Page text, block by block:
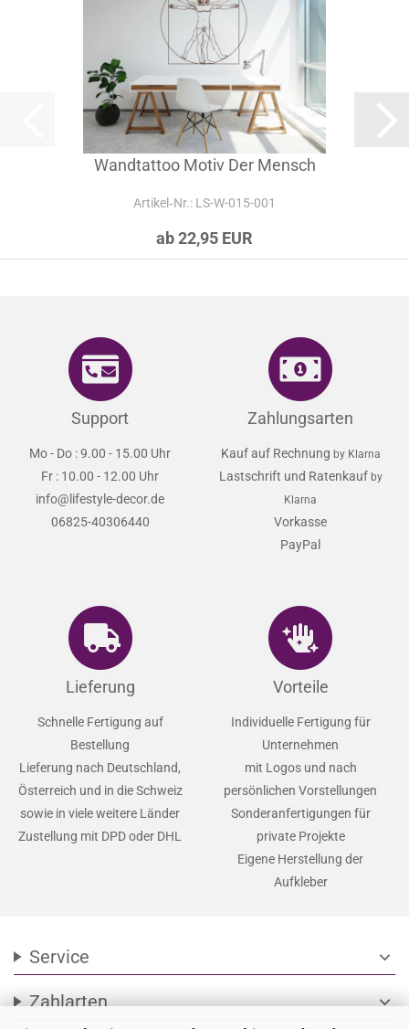
Wandtattoo Motiv Der Mensch
Artikel‑Nr.: LS-W-015-001
ab 22,95 EUR
Support
Mo - Do : 9.00 - 15.00 Uhr
Fr : 10.00 - 12.00 Uhr
info@lifestyle-decor.de
06825-40306440
Zahlungsarten
Kauf auf Rechnung by Klarna
Lastschrift und Ratenkauf by
Klarna
Vorkasse
PayPal
Lieferung
Schnelle Fertigung auf
Bestellung
Lieferung nach Deutschland,
Österreich und in die Schweiz
sowie in viele weitere Länder
Zustellung mit DPD oder DHL
Vorteile
Individuelle Fertigung für
Unternehmen
mit Logos und nach
persönlichen Vorstellungen
Sonderanfertigungen für
private Projekte
Eigene Herstellung der
Aufkleber
Service expand_more
Zahlarten expand_more